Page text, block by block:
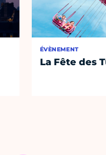
ÉVÈNEMENT
La Fête des